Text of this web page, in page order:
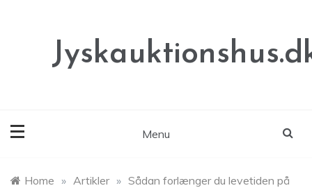
Menu
Home » Artikler » Sådan forlænger du levetiden på